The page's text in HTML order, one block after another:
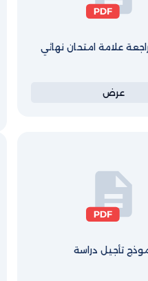
علامة امتحان نهائي
عرض
تأجيل دراسة